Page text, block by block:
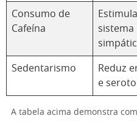
Consumo de
Cafeína
sistema
Sedentarismo
Reduz
e
A tabela acima demonstra